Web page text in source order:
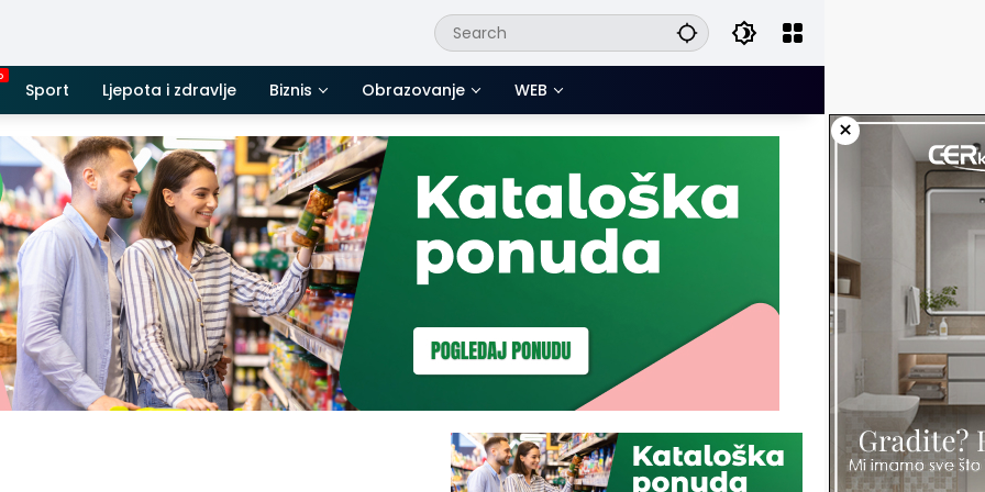
Sport Ljepota i zdravlje Biznis Obrazovanje WEB
×